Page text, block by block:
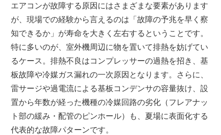
エアコンが故障する原因にはさまざまな要素があります
が、現場での経験から言えるのは「故障の予兆を早く察
知できるか」が寿命を大きく左右するということです。
特に多いのが、室外機周辺に物を置いて排熱を妨げてい
るケース。排熱不良はコンプレッサーの過熱を招き、基
板故障や冷媒ガス漏れの一次原因となります。さらに、
雷サージや過電流による基板コンデンサの容量抜け、設
置から年数が経った機種の冷媒回路の劣化（フレアナッ
ト部の緩み・配管のピンホール）も、夏場に表面化する
代表的な故障パターンです。